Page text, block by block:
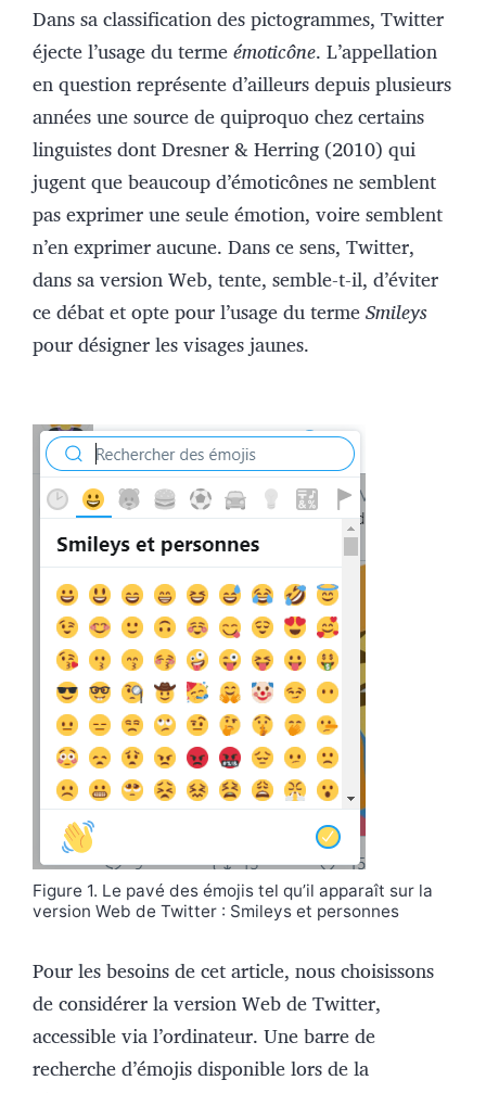
Dans sa classification des pictogrammes, Twitter
éjecte l’usage du termeémoticône. L’appellation
en question représente d’ailleurs depuis plusieurs
années une source de quiproquo chez certains
linguistes dont Dresner & Herring (2010) qui
jugent que beaucoup d’émoticônes ne semblent
pas exprimer une seule émotion, voire semblent
n’en exprimer aucune. Dans ce sens, Twitter,
dans sa version Web, tente, semble-t-il, d’éviter
ce débat et opte pour l’usage du termeSmileys
pour désigner les visages jaunes.
Figure 1. Le pavé des émojis tel qu’il apparaît sur la
version Web de Twitter : Smileys et personnes
Pour les besoins de cet article, nous choisissons
de considérer la version Web de Twitter,
accessible via l’ordinateur. Une barre de
recherche d’émojis disponible lors de la